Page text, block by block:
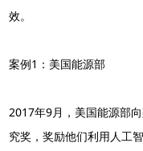
效。
案例1：美国能源部
2017年9月，美国能源部
究奖，奖励他们利用人工